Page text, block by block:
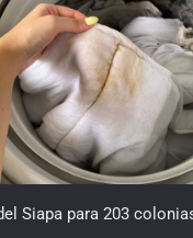
Siapa para 203